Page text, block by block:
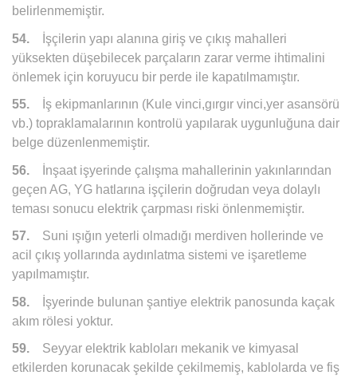
belirlenmemiştir.
54.
İşçilerin yapı alanına giriş ve çıkış mahalleri
yüksekten düşebilecek parçaların zarar verme ihtimalini
önlemek için koruyucu bir perde ile kapatılmamıştır.
55.
İş ekipmanlarının (Kule vinci,gırgır vinci,yer asansörü
vb.) topraklamalarının kontrolü yapılarak uygunluğuna dair
belge düzenlenmemiştir.
56.
İnşaat işyerinde çalışma mahallerinin yakınlarından
geçen AG, YG hatlarına işçilerin doğrudan veya dolaylı
teması sonucu elektrik çarpması riski önlenmemiştir.
57. Suni ışığın yeterli olmadığı merdiven hollerinde ve
acil çıkış yollarında aydınlatma sistemi ve işaretleme
yapılmamıştır.
58.
İşyerinde bulunan şantiye elektrik panosunda kaçak
akım rölesi yoktur.
59. Seyyar elektrik kabloları mekanik ve kimyasal
etkilerden korunacak şekilde çekilmemiş, kablolarda ve fiş